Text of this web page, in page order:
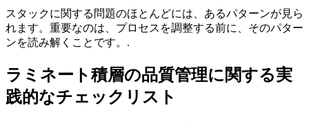
スタックに関する問題のほとんどには、あるパターンが見ら
れます。重要なのは、プロセスを調整する前に、そのパター
ンを読み解くことです。.
ラミネート積層の品質管理に関する実
践的なチェックリスト